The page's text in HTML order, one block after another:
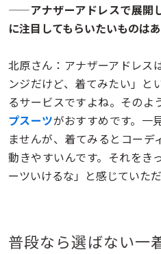
——アナザーアドレスで展開
に注目してもらいたいものはあ
北原さん：アナザーアドレス
ンジだけど、着てみたい」と
るサービスですよね。そのよ
プスーツがおすすめです。一
ませんが、着てみるとコーデ
動きやすいんです。それをき
ーツいけるな」と感じていた
普段なら選ばない一